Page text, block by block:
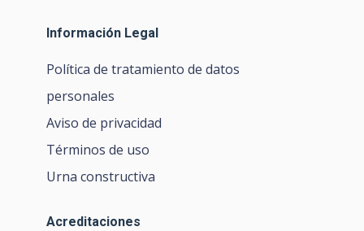
Información Legal
Política de tratamiento de datos
personales
Aviso de privacidad
Términos de uso
Urna constructiva
Acreditaciones